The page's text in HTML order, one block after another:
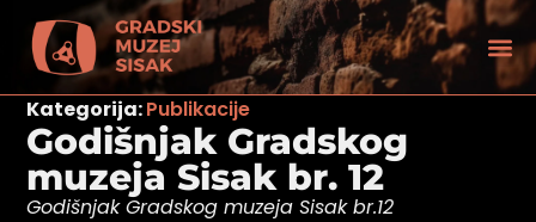
Kategorija:Publikacije
Godišnjak Gradskog
muzeja Sisak br. 12
Godišnjak Gradskog muzeja Sisak br.12